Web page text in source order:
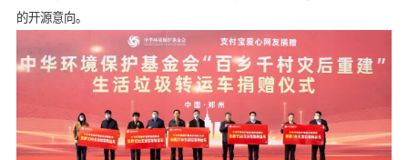
的开源意向。